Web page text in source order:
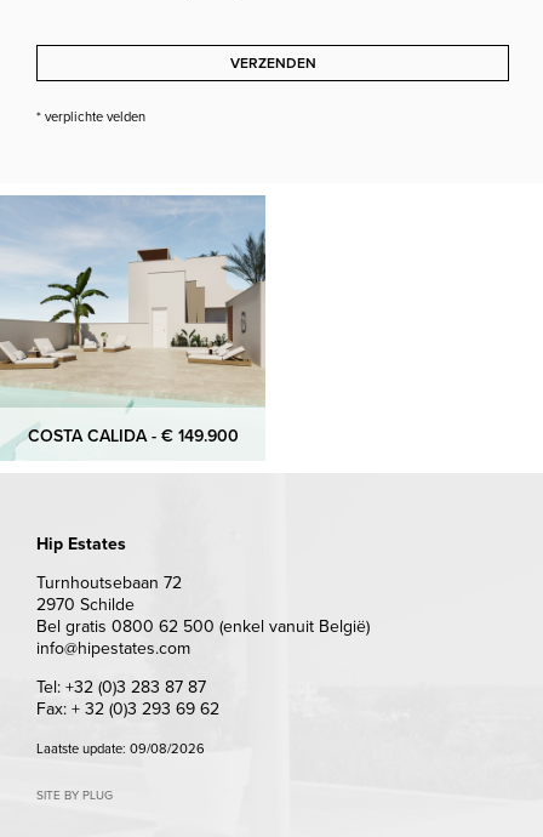
VERZENDEN
* verplichte velden
COSTA CALIDA - € 149.900
Hip Estates
Turnhoutsebaan 72
2970 Schilde
Bel gratis 0800 62 500 (enkel vanuit België)
info@hipestates.com
Tel: +32 (0)3 283 87 87
Fax: + 32 (0)3 293 69 62
Laatste update: 09/08/2026
SITE BY PLUG